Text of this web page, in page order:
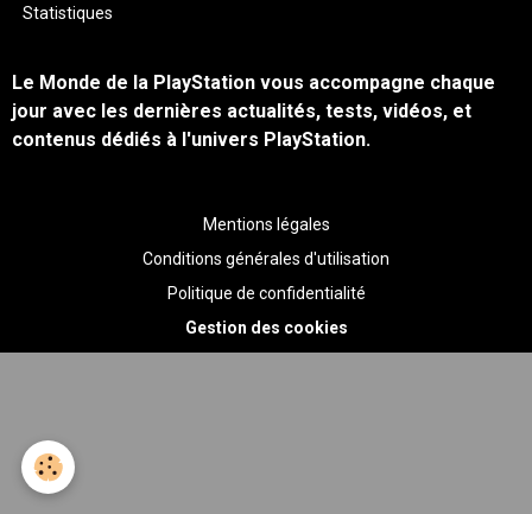
Statistiques
Le Monde de la PlayStation vous accompagne chaque
jour avec les dernières actualités, tests, vidéos, et
contenus dédiés à l'univers PlayStation.
Mentions légales
Conditions générales d'utilisation
Politique de confidentialité
Gestion des cookies